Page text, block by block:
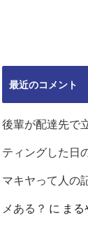
最近のコメント
後輩が配達先で
ティングした日
マキヤって人の
メある？ に まる